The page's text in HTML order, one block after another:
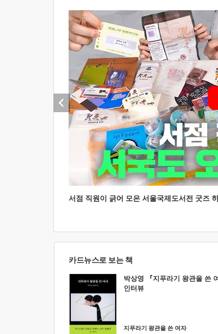
서점 직원이 긁어 모은 서울국제도서전 굿즈
카드뉴스로 보는 책
박상영 『지푸라기 왕관을 쓴
인터뷰
지푸라기 왕관을 쓴 여자